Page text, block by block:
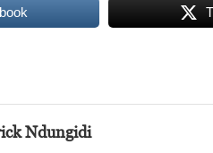
Ndungidi